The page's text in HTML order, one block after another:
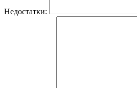
Недостатки: